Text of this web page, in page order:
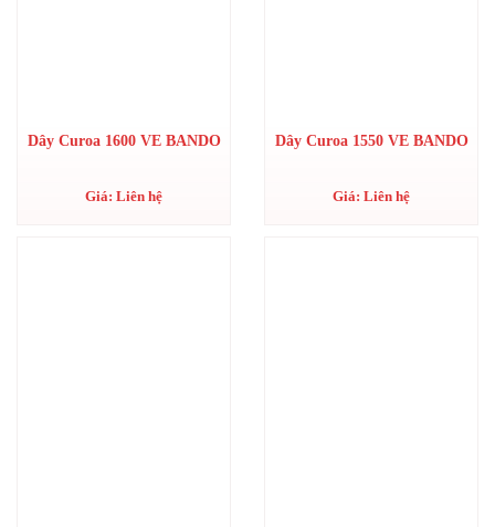
Dây Curoa 1600 VE BANDO
Giá: Liên hệ
Dây Curoa 1550 VE BANDO
Giá: Liên hệ